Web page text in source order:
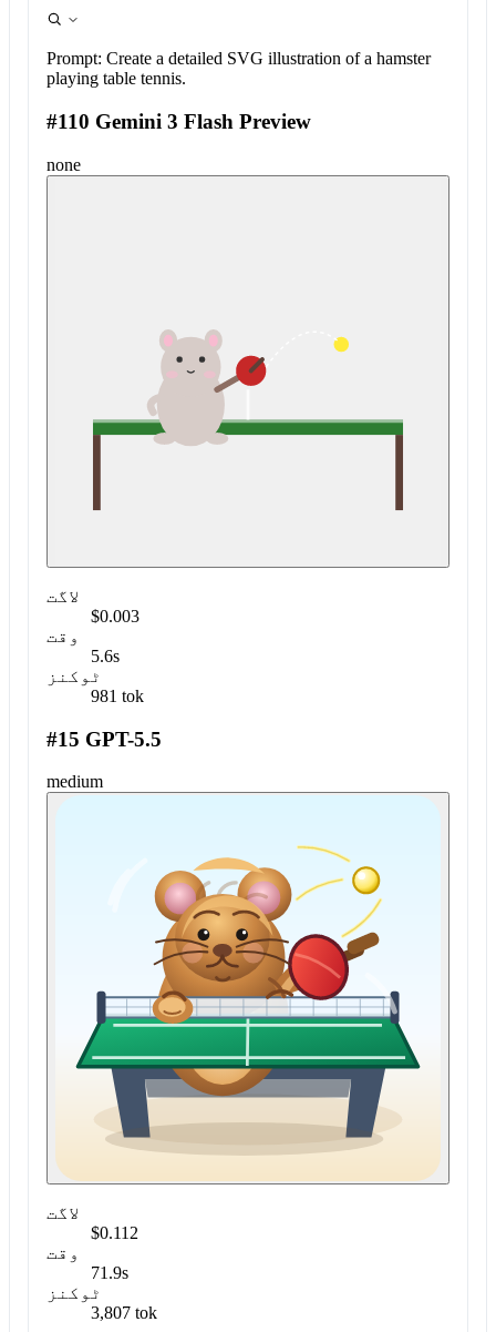
Prompt: Create a detailed SVG illustration of a hamster
playing table tennis.
#110 Gemini 3 Flash Preview
none
لاگت
$0.003
وقت
5.6s
ٹوکنز
981 tok
#15 GPT-5.5
medium
لاگت
$0.112
وقت
71.9s
ٹوکنز
3,807 tok